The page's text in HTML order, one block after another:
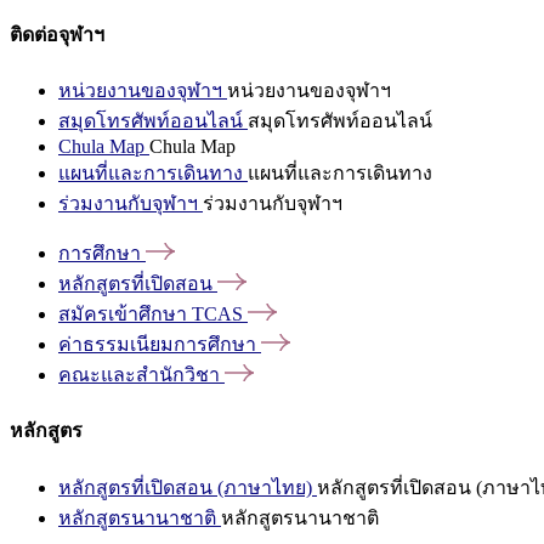
ติดต่อจุฬาฯ
หน่วยงานของจุฬาฯ หน่วยงานของจุฬาฯ
สมุดโทรศัพท์ออนไลน์ สมุดโทรศัพท์ออนไลน์
Chula Map Chula Map
แผนที่และการเดินทาง แผนที่และการเดินทาง
ร่วมงานกับจุฬาฯ ร่วมงานกับจุฬาฯ
การศึกษา
หลักสูตรที่เปิดสอน
สมัครเข้าศึกษา TCAS
ค่าธรรมเนียมการศึกษา
คณะและสำนักวิชา
หลักสูตร
หลักสูตรที่เปิดสอน (ภาษาไทย) หลักสูตรที่เปิดสอน (ภาษาไ
หลักสูตรนานาชาติ หลักสูตรนานาชาติ